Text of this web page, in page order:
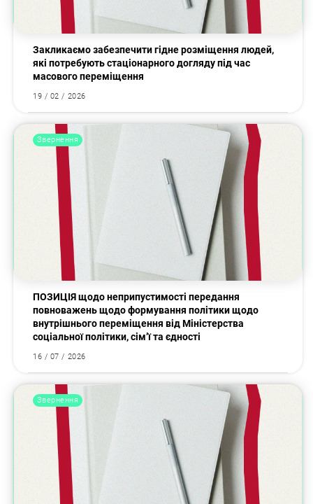
Закликаємо забезпечити гідне розміщення людей,
які потребують стаціонарного догляду під час
масового переміщення
19 / 02 / 2026
Звернення
ПОЗИЦІЯ щодо неприпустимості передання
повноважень щодо формування політики щодо
внутрішнього переміщення від Міністерства
соціальної політики, сім’ї та єдності
16 / 07 / 2026
Звернення